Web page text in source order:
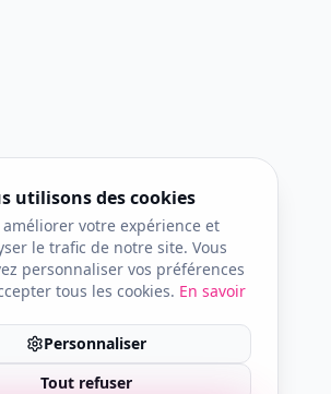
utilisons des cookies
améliorer votre expérience et
le trafic de notre site. Vous
personnaliser vos préférences
tous les cookies. En savoir
Personnaliser
Tout refuser
Besoin d'aide ? 💬